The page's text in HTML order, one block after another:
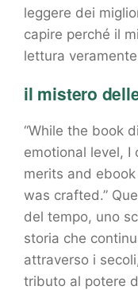
leggere dei
capire perché il
lettura
il mistero
“While the book
emotional level, I
merits and
was crafted.”
del tempo, uno
storia che
attraverso i
tributo al potere